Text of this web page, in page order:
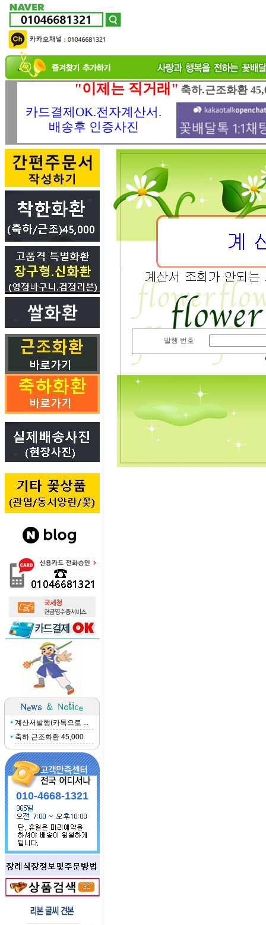
"이제는 직거래" 축하.근조화환
카드결제OK.전자계산서.
배송후 인증사진
계산서발행(카톡으로 ...
축하.근조화환 45,000
010-4668-1321
발행 번호